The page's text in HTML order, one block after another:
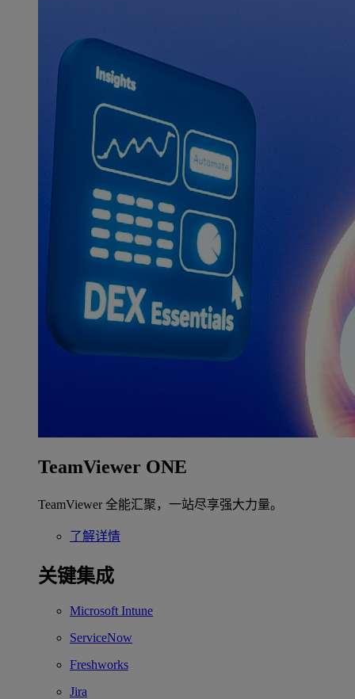
TeamViewer ONE
TeamViewer 全能汇聚，一站尽享强大力量。
了解详情
关键集成
Microsoft Intune
ServiceNow
Freshworks
Jira